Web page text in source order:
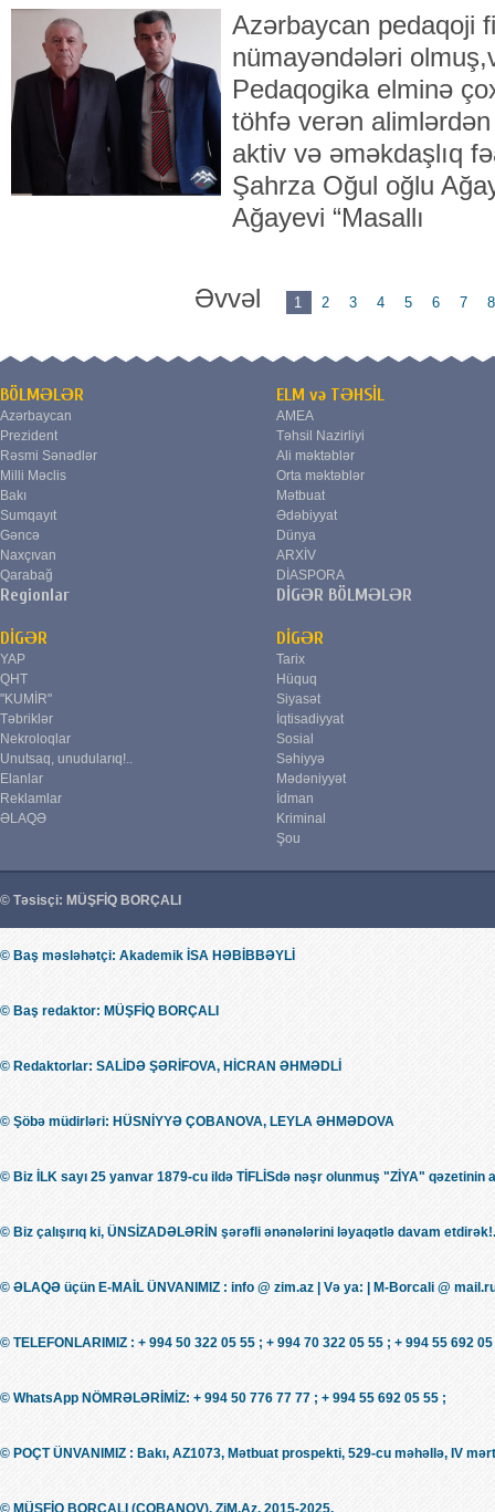
Azərbaycan pedaqoji
nümayəndələri
Pedaqogika elminə
töhfə verən
aktiv və əməkdaşlıq
Şahrza Oğul oğlu
Ağayevi “Masallı
Əvvəl 1 2 3 4 5 6 7 8
BÖLMƏLƏR
Azərbaycan
Prezident
Rəsmi Sənədlər
Milli Məclis
Bakı
Sumqayıt
Gəncə
Naxçıvan
Qarabağ
Regionlar
ELM və TƏHSİL
AMEA
Təhsil Nazirliyi
Ali məktəblər
Orta məktəblər
Mətbuat
Ədəbiyyat
Dünya
ARXİV
DİASPORA
DİGƏR BÖLMƏLƏR
DİGƏR
YAP
QHT
"KUMİR"
Təbriklər
Nekroloqlar
Unutsaq, unudularıq!..
Elanlar
Reklamlar
ƏLAQƏ
DİGƏR
Tarix
Hüquq
Siyasət
İqtisadiyyat
Sosial
Səhiyyə
Mədəniyyət
İdman
Kriminal
Şou
© Təsisçi: MÜŞFİQ BORÇALI
© Baş məsləhətçi: Akademik İSA HƏBİBBƏYLİ
© Baş redaktor: MÜŞFİQ BORÇALI
© Redaktorlar: SALİDƏ ŞƏRİFOVA, HİCRAN ƏHMƏDLİ
© Şöbə müdirləri: HÜSNİYYƏ ÇOBANOVA, LEYLA ƏHMƏDOVA
© Biz İLK sayı 25 yanvar 1879-cu ildə TİFLİSdə nəşr olunmuş "ZİYA" qəzetinin
© Biz çalışırıq ki, ÜNSİZADƏLƏRİN şərəfli ənənələrini ləyaqətlə davam
© ƏLAQƏ üçün E-MAİL ÜNVANIMIZ : info @ zim.az | Və ya: | M-Borcali @
© TELEFONLARIMIZ : + 994 50 322 05 55 ; + 994 70 322 05 55 ; + 994 55 692
© WhatsApp NÖMRƏLƏRİMİZ: + 994 50 776 77 77 ; + 994 55 692 05 55 ;
© POÇT ÜNVANIMIZ : Bakı, AZ1073, Mətbuat prospekti, 529-cu məhəllə, IV
© MÜŞFİQ BORÇALI (ÇOBANOV), ZiM.Az, 2015-2025,